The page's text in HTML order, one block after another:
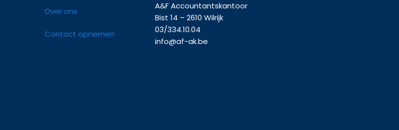
Over ons
Contact opnemen
A&F Accountantskantoor
Bist 14 – 2610 Wilrijk
03/334.10.04
info@af-ak.be